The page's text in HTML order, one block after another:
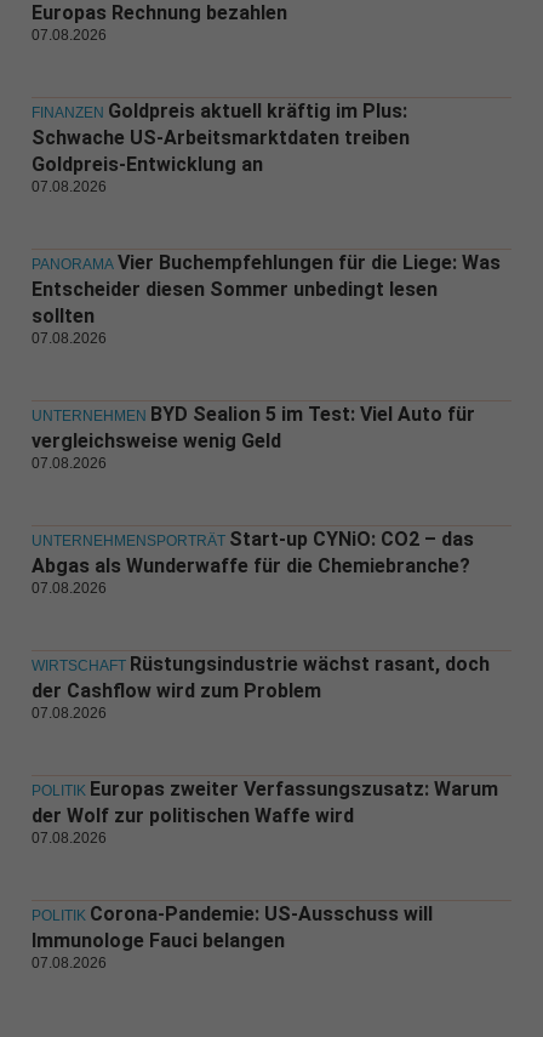
Europas Rechnung bezahlen
07.08.2026
FINANZEN Goldpreis aktuell kräftig im Plus:
Schwache US-Arbeitsmarktdaten treiben
Goldpreis-Entwicklung an
07.08.2026
PANORAMA Vier Buchempfehlungen für die Liege: Was
Entscheider diesen Sommer unbedingt lesen
sollten
07.08.2026
UNTERNEHMEN BYD Sealion 5 im Test: Viel Auto für
vergleichsweise wenig Geld
07.08.2026
UNTERNEHMENSPORTRÄT Start-up CYNiO: CO2 – das
Abgas als Wunderwaffe für die Chemiebranche?
07.08.2026
WIRTSCHAFT Rüstungsindustrie wächst rasant, doch
der Cashflow wird zum Problem
07.08.2026
POLITIK Europas zweiter Verfassungszusatz: Warum
der Wolf zur politischen Waffe wird
07.08.2026
POLITIK Corona-Pandemie: US-Ausschuss will
Immunologe Fauci belangen
07.08.2026